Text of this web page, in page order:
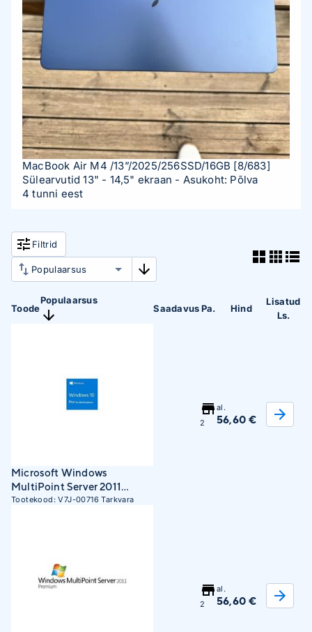
MacBook Air M4 /13”/2025/256SSD/16GB [8/683]
Sülearvutid 13" - 14,5" ekraan - Asukoht: Põlva
4 tunni eest
Filtrid
Toode
Populaarsus
SaadavusPa. Hind
Lisatud
Ls.
Microsoft Windows
MultiPoint Server 2011
Premium, ALNG, LicS
Tootekood:V7J-00716 Tarkvara
2
al.
56,60 €
2
al.
56,60 €